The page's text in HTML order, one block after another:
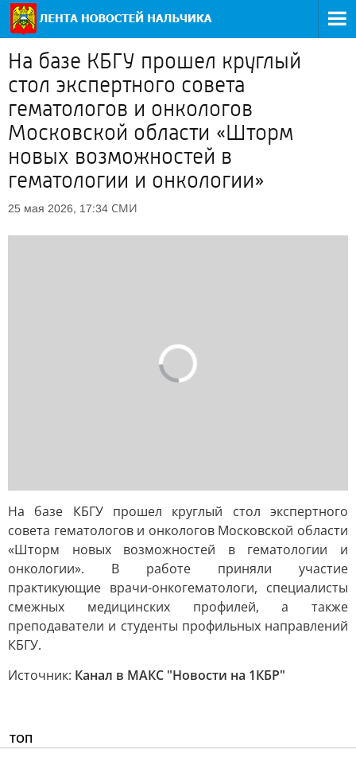
На базе КБГУ прошел круглый
стол экспертного совета
гематологов и онкологов
Московской области «Шторм
новых возможностей в
гематологии и онкологии»
25 мая 2026, 17:34 СМИ
На базе КБГУ прошел круглый стол экспертного
совета гематологов и онкологов Московской области
«Шторм новых возможностей в гематологии и
онкологии». В работе приняли участие
практикующие врачи-онкогематологи, специалисты
смежных медицинских профилей, а также
преподаватели и студенты профильных направлений
КБГУ.
Источник: Канал в МАКС "Новости на 1КБР"
ТОП